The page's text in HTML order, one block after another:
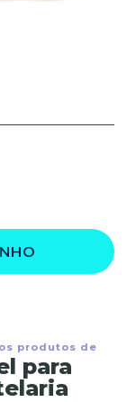
produtos de
para